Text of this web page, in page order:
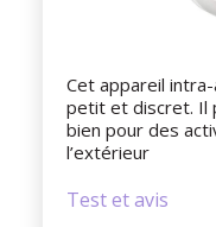
Cet appareil
petit et discret. Il
bien pour des
l’extérieur
Test et avis